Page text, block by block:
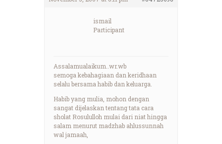
ismail
Participant
Assalamualaikum..wr.wb
semoga kebahagiaan dan keridhaan
selalu bersama habib dan keluarga.
Habib yang mulia, mohon dengan
sangat dijelaskan tentang tata cara
sholat Rosululloh mulai dari niat hingga
salam menurut madzhab ahlussunnah
wal jamaah,